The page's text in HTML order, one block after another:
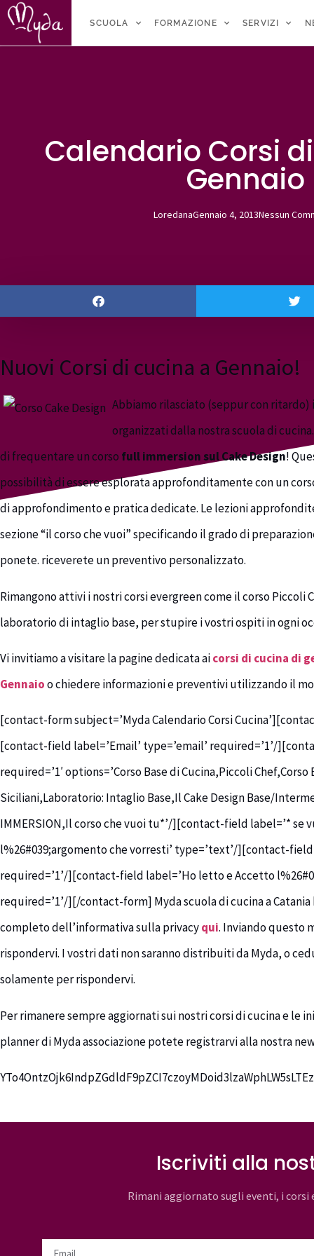
SCUOLA FORMAZIONE SERVIZI
Calendario Corsi
Gennaio
LoredanaGennaio 4, 2013Nessun
Nuovi Corsi di cucina a Gennaio!
Abbiamo rilasciato (seppur con ritardo)
organizzati dalla nostra scuola di
di frequentare un corso full immersion sul Cake Design!
possibilità di essere esplorata approfonditamente con un
di approfondimento e pratica dedicate. Le lezioni
sezione “il corso che vuoi” specificando il grado di
ponete. riceverete un preventivo personalizzato.
Rimangono attivi i nostri corsi evergreen come il corso Piccoli
laboratorio di intaglio base, per stupire i vostri ospiti in ogni
Vi invitiamo a visitare la pagine dedicata aicorsi di cucina di
Gennaioo chiedere informazioni e preventivi utilizzando il
[contact-form subject=’Myda Calendario Corsi
[contact-field label=’Email’ type=’email’ required=’1’/
required=’1′ options=’Corso Base di Cucina,Piccoli
Siciliani,Laboratorio: Intaglio Base,Il Cake Design Base/
IMMERSION,Il corso che vuoi tu*’/][contact-field label=’* se
l%26#039;argomento che vorresti’ type=’text’/][contact-
required=’1’/][contact-field label=’Ho letto e Accetto
required=’1’/][/contact-form] Myda scuola di cucina a
completo dell’informativa sulla privacyqui. Inviando questo
rispondervi. I vostri dati non saranno distribuiti da Myda, o
solamente per rispondervi.
Per rimanere sempre aggiornati sui nostri corsi di cucina e le
planner di Myda associazione potete registrarvi alla nostra
Iscriviti alla
Rimani aggiornato sugli eventi, i corsi